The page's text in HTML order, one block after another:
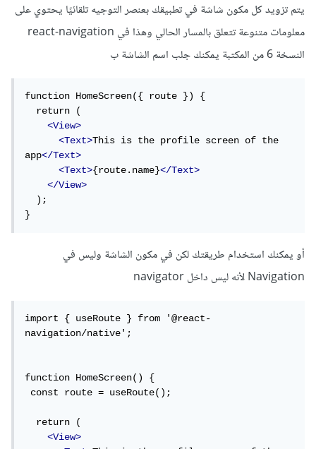
يتم تزويد كل مكون شاشة في تطبيقك بعنصر التوجيه تلقائيًا يحتوي على
معلومات متنوعة تتعلق بالمسار الحالي وهذا في react-navigation
النسخة 6 من المكتبة يمكنك جلب اسم الشاشة ب
function HomeScreen({ route }) {
  return (
<View>
<Text>This is the profile screen of the
app</Text>
<Text>{route.name}</Text>
</View>
  );
}
أو يمكنك استخدام طريقتك لكن في مكون الشاشة وليس في
Navigation لأنه ليس داخل navigator
import { useRoute } from '@react-
navigation/native';
function HomeScreen() {
const route = useRoute();
  return (
<View>